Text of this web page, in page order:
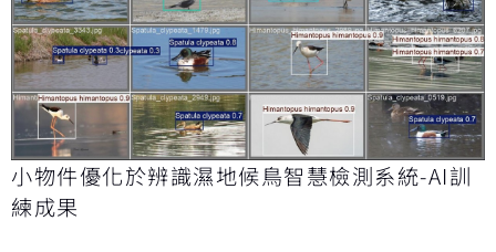
小物件優化於辨識濕地候鳥智慧檢測系統-AI訓
練成果